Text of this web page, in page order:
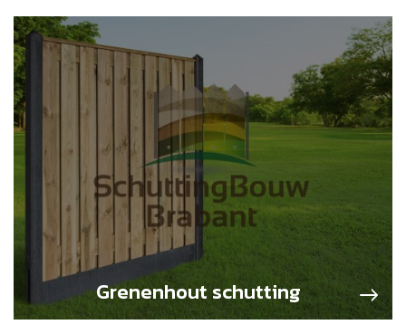
Grenenhout schutting